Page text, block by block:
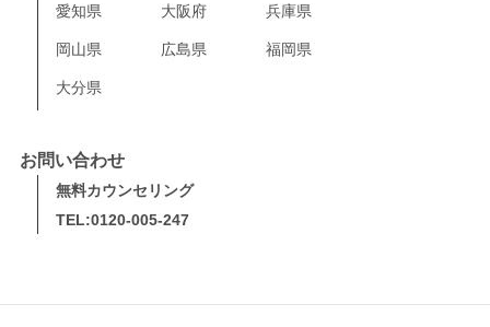
愛知県 大阪府 兵庫県
岡山県 広島県 福岡県
大分県
お問い合わせ
無料カウンセリング
TEL:0120-005-247